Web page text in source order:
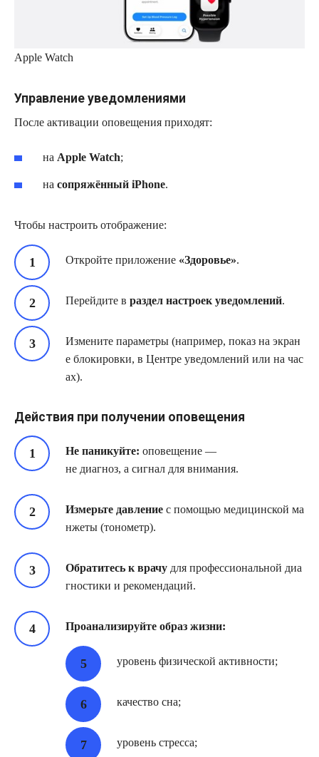
Apple Watch
Управление уведомлениями
После активации оповещения приходят:
на Apple Watch;
на сопряжённый iPhone.
Чтобы настроить отображение:
Откройте приложение «Здоровье».
Перейдите в раздел настроек уведомлений.
Измените параметры (например, показ на экран
е блокировки, в Центре уведомлений или на час
ах).
Действия при получении оповещения
Не паникуйте: оповещение —
не диагноз, а сигнал для внимания.
Измерьте давление с помощью медицинской ма
нжеты (тонометр).
Обратитесь к врачу для профессиональной диа
гностики и рекомендаций.
Проанализируйте образ жизни:
уровень физической активности;
качество сна;
уровень стресса;